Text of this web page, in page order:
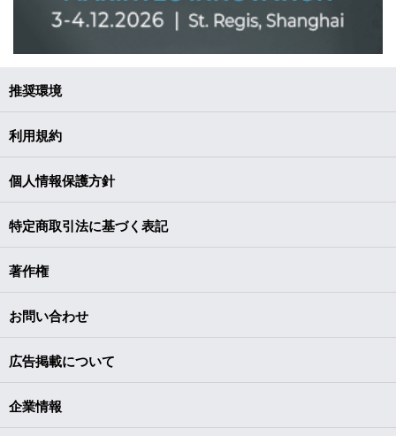
推奨環境
利用規約
個人情報保護方針
特定商取引法に基づく表記
著作権
お問い合わせ
広告掲載について
企業情報